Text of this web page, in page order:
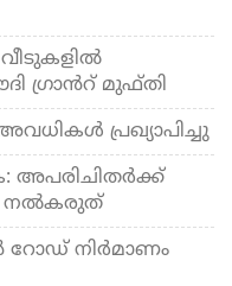
ഗ്രാൻറ്​ മുഫ്​തി
പ്രഖ്യാപിച്ചു
അപരിചിതർക്ക്
നൽകരുത്
റോഡ് നിര്‍മാണം